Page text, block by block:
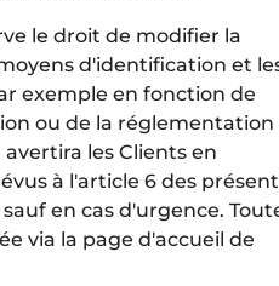
le droit de modifier la
d'identification et
exemple en fonction de
ou de la réglementation
les Clients en
à l'article 6 des
en cas d'urgence.
via la page d'accueil de